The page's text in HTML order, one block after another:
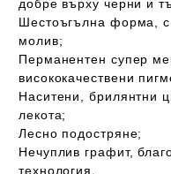
добре върху черни и
Шестоъгълна форма, с
молив;
Перманентен супер
висококачествени
Наситени, брилянтни
лекота;
Лесно подостряне;
Нечуплив графит,
технология.